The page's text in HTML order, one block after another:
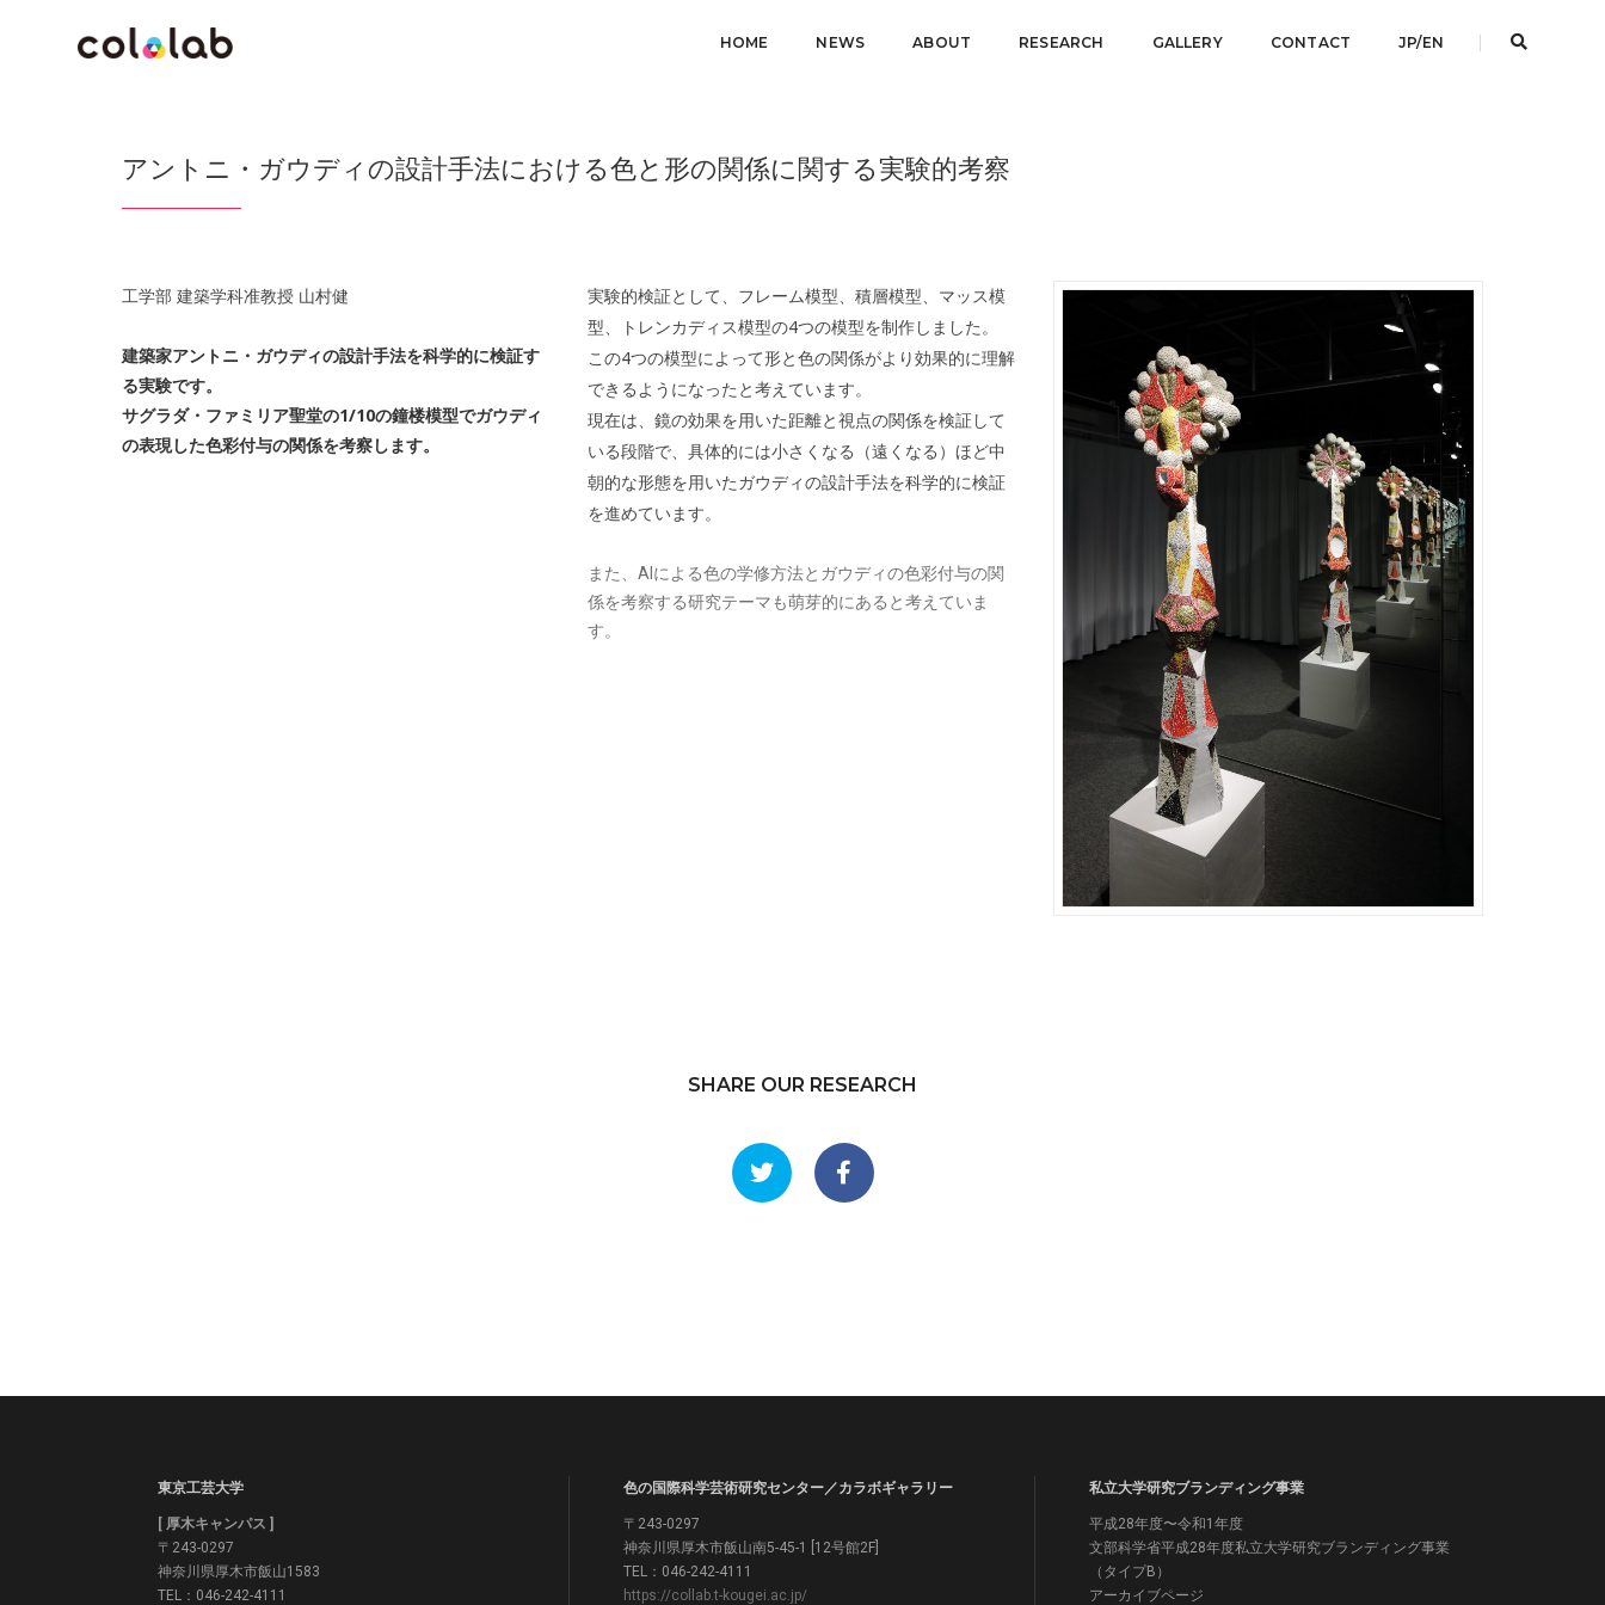
HOME NEWS ABOUT RESEARCH GALLERY CONTACT JP/EN
アントニ・ガウディの設計手法における色と形の関係に関する実験的考察
工学部 建築学科准教授 山村健
建築家アントニ・ガウディの設計手法を科学的に検証す
る実験です。
サグラダ・ファミリア聖堂の1/10の鐘楼模型でガウディ
の表現した色彩付与の関係を考察します。
実験的検証として、フレーム模型、積層模型、マッス模
型、トレンカディス模型の4つの模型を制作しました。
この4つの模型によって形と色の関係がより効果的に理解
できるようになったと考えています。
現在は、鏡の効果を用いた距離と視点の関係を検証して
いる段階で、具体的には小さくなる（遠くなる）ほど中
朝的な形態を用いたガウディの設計手法を科学的に検証
を進めています。
また、AIによる色の学修方法とガウディの色彩付与の関
係を考察する研究テーマも萌芽的にあると考えていま
す。
SHARE OUR RESEARCH
東京工芸大学
[ 厚木キャンパス ]
〒243-0297
神奈川県厚木市飯山1583
TEL：046-242-4111
色の国際科学芸術研究センター／カラボギャラリー
〒243-0297
神奈川県厚木市飯山南5-45-1 [12号館2F]
TEL：046-242-4111
https://collab.t-kougei.ac.jp/
私立大学研究ブランディング事業
平成28年度〜令和1年度
文部科学省平成28年度私立大学研究ブランディング事業
（タイプB）
アーカイブページ